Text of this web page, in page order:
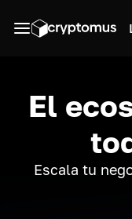
El
Escala tu